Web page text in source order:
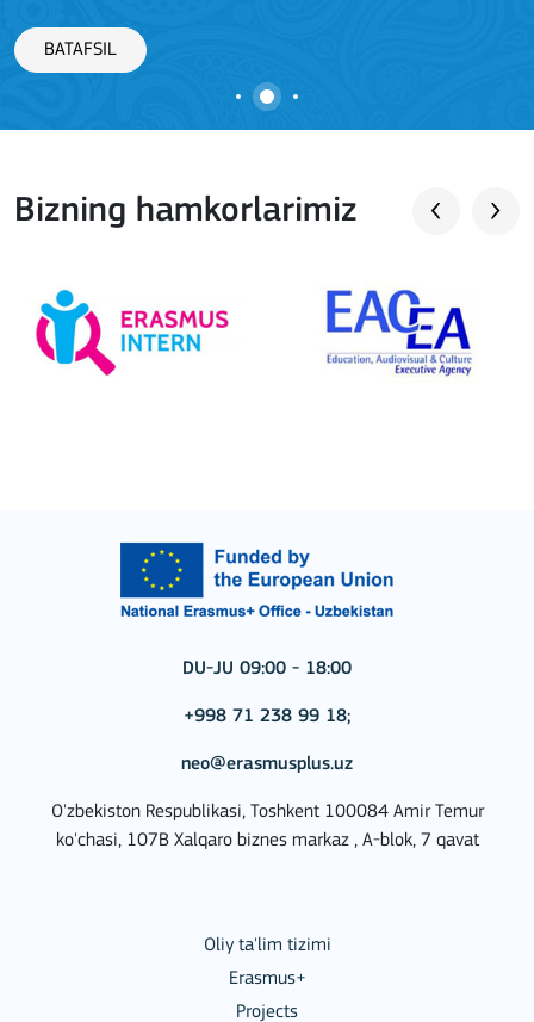
Bizning hamkorlarimiz
DU-JU 09:00 - 18:00
+998 71 238 99 18;
neo@erasmusplus.uz
O'zbekiston Respublikasi, Toshkent 100084 Amir Temur
ko'chasi, 107B Xalqaro biznes markaz , A-blok, 7 qavat
Oliy ta'lim tizimi
Erasmus+
Projects